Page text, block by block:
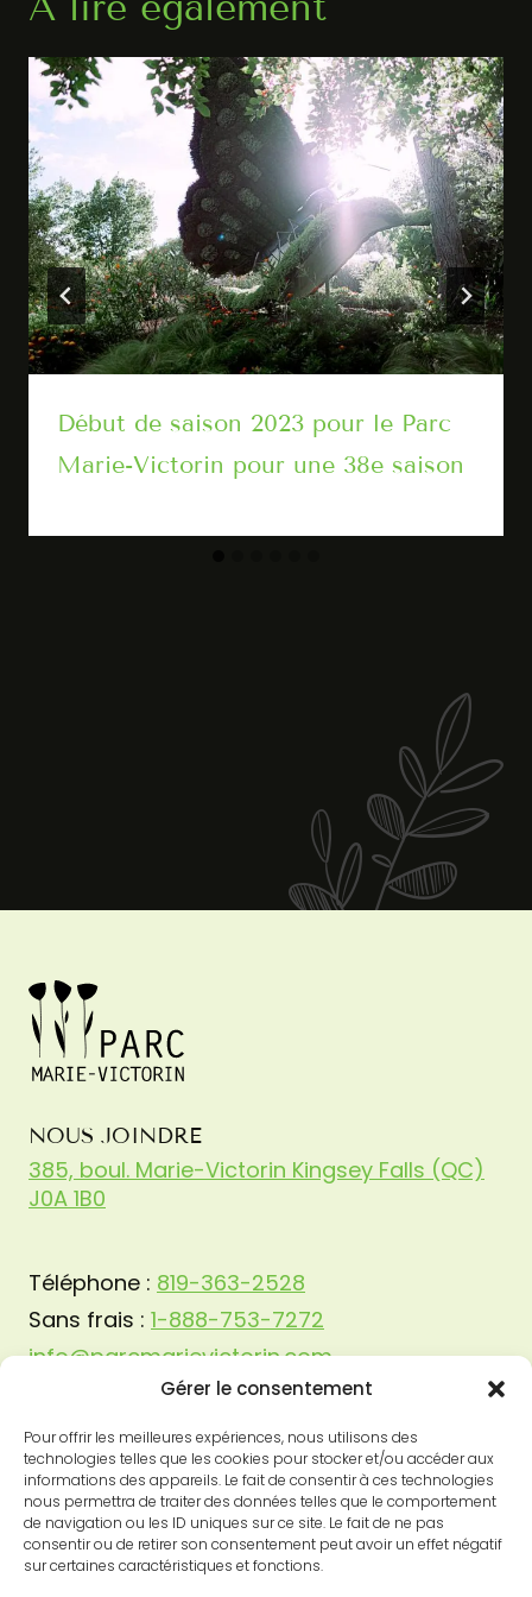
Gérer le consentement
Pour offrir les meilleures expériences, nous utilisons des
technologies telles que les cookies pour stocker et/ou accéder aux
informations des appareils. Le fait de consentir à ces technologies
nous permettra de traiter des données telles que le comportement
de navigation ou les ID uniques sur ce site. Le fait de ne pas
consentir ou de retirer son consentement peut avoir un effet négatif
sur certaines caractéristiques et fonctions.
Début de saison 2023 pour le Parc
Marie-Victorin pour une 38e saison
NOUS JOINDRE
385, boul. Marie-Victorin Kingsey Falls (QC)
J0A 1B0
Téléphone : 819-363-2528
Sans frais : 1-888-753-7272
info@parcmarievictorin.com